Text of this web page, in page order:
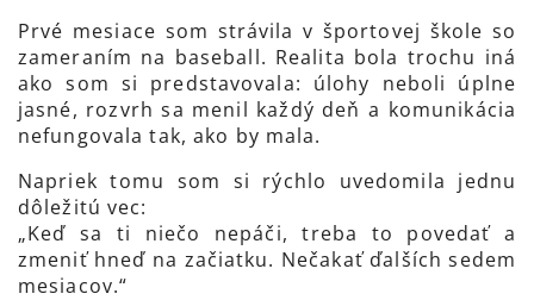
Prvé mesiace som strávila v športovej škole so
zameraním na baseball. Realita bola trochu iná
ako som si predstavovala: úlohy neboli úplne
jasné, rozvrh sa menil každý deň a komunikácia
nefungovala tak, ako by mala.
Napriek tomu som si rýchlo uvedomila jednu
dôležitú vec:
„Keď sa ti niečo nepáči, treba to povedať a
zmeniť hneď na začiatku. Nečakať ďalších sedem
mesiacov.“